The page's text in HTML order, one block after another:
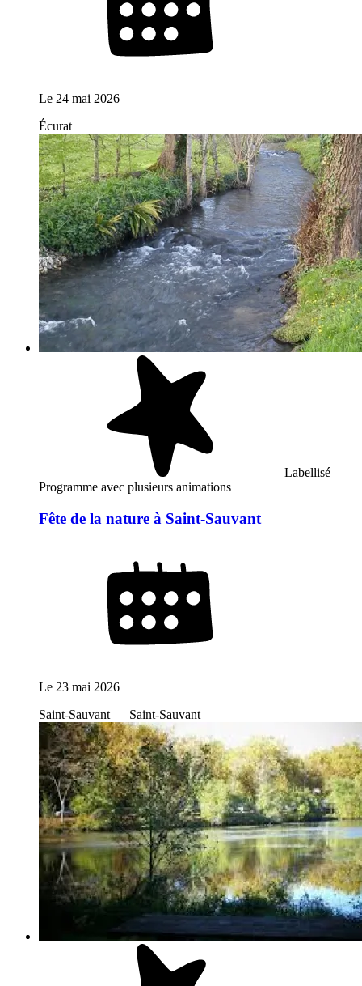
Le 24 mai 2026
Écurat
Labellisé
Programme avec plusieurs animations
Fête de la nature à Saint-Sauvant
Le 23 mai 2026
Saint-Sauvant — Saint-Sauvant